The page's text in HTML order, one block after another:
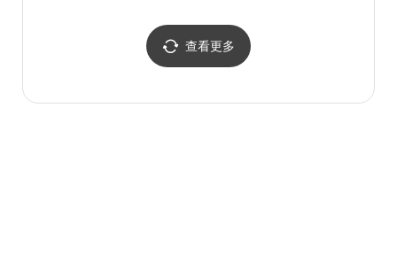
查看更多